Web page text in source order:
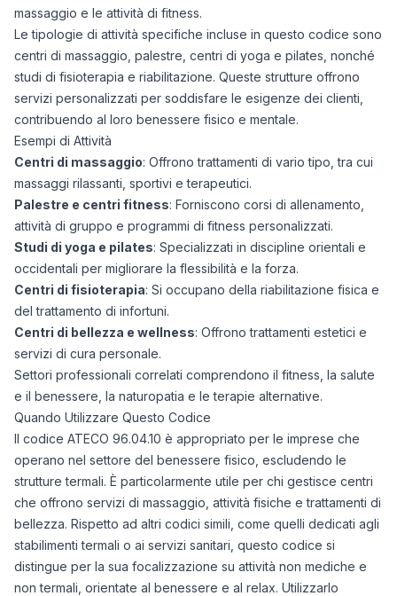
massaggio e le attività di fitness.
Le tipologie di attività specifiche incluse in questo codice sono
centri di massaggio, palestre, centri di yoga e pilates, nonché
studi di fisioterapia e riabilitazione. Queste strutture offrono
servizi personalizzati per soddisfare le esigenze dei clienti,
contribuendo al loro benessere fisico e mentale.
Esempi di Attività
Centri di massaggio: Offrono trattamenti di vario tipo, tra cui
massaggi rilassanti, sportivi e terapeutici.
Palestre e centri fitness: Forniscono corsi di allenamento,
attività di gruppo e programmi di fitness personalizzati.
Studi di yoga e pilates: Specializzati in discipline orientali e
occidentali per migliorare la flessibilità e la forza.
Centri di fisioterapia: Si occupano della riabilitazione fisica e
del trattamento di infortuni.
Centri di bellezza e wellness: Offrono trattamenti estetici e
servizi di cura personale.
Settori professionali correlati comprendono il fitness, la salute
e il benessere, la naturopatia e le terapie alternative.
Quando Utilizzare Questo Codice
Il codice ATECO 96.04.10 è appropriato per le imprese che
operano nel settore del benessere fisico, escludendo le
strutture termali. È particolarmente utile per chi gestisce centri
che offrono servizi di massaggio, attività fisiche e trattamenti di
bellezza. Rispetto ad altri codici simili, come quelli dedicati agli
stabilimenti termali o ai servizi sanitari, questo codice si
distingue per la sua focalizzazione su attività non mediche e
non termali, orientate al benessere e al relax. Utilizzarlo